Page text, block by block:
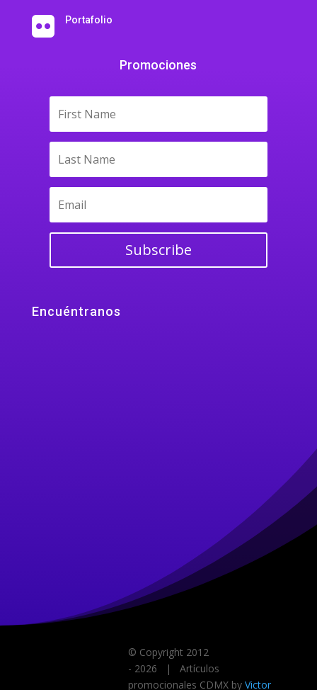
 Portafolio
Promociones
Subscribe
Encuéntranos
© Copyright 2012
- 2026 | Artículos
promocionales CDMX by Victor